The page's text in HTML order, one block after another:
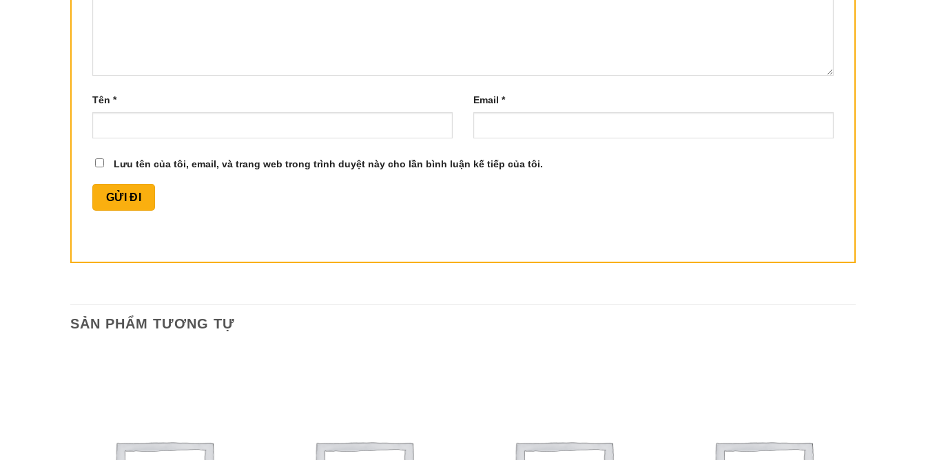
Tên * Email *
Lưu tên của tôi, email, và trang web trong trình duyệt này cho lần bình luận kế tiếp của tôi.
SẢN PHẨM TƯƠNG TỰ